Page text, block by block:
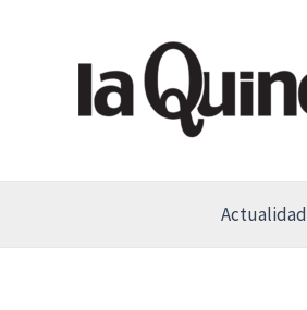
Actualidad